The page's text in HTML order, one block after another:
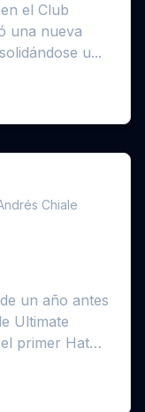
el Club
una nueva
u...
Chiale
un año antes
Ultimate
primer Hat